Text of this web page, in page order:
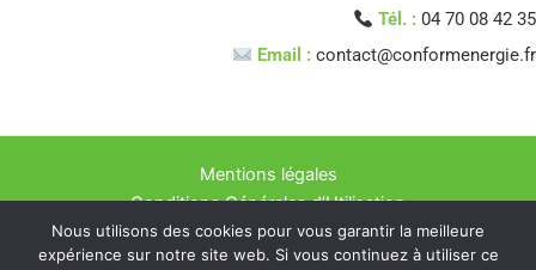
Tél. : 04 70 08 42 35
Email : contact@conformenergie.fr
Mentions légales
Conditions Générales d’Utilisation
Politique de confidentialité
Nous utilisons des cookies pour vous garantir la meilleure
expérience sur notre site web. Si vous continuez à utiliser ce